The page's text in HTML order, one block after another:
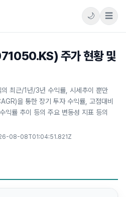
🌙 ☰
주가 현황 및
최근/1년/3년 수익률, 시세추이 뿐만
을 통한 장기 투자 수익률, 고점대비
익률 추이 등의 주요 변동성 지표 등의
08-08T01:04:51.821Z